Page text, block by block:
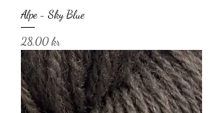
Alpe - Sky Blue
Pris
28,00 kr